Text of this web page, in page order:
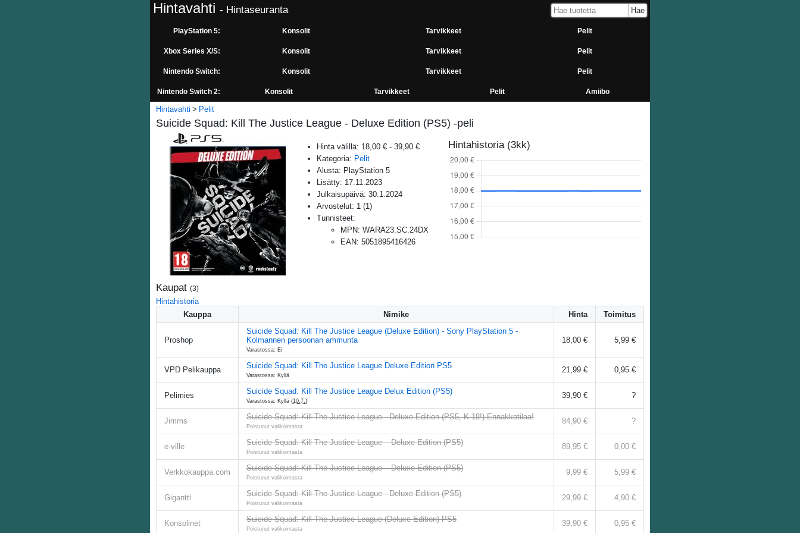
Hintavahti - Hintaseuranta
PlayStation 5: Konsolit Tarvikkeet Pelit
Xbox Series X/S: Konsolit Tarvikkeet Pelit
Nintendo Switch: Konsolit Tarvikkeet Pelit
Nintendo Switch 2: Konsolit Tarvikkeet Pelit Amiibo
Hintavahti Pelit
Suicide Squad: Kill The Justice League - Deluxe Edition (PS5) -peli
Hinta välillä: 18,00 € - 39,90 €
Kategoria: Pelit
Alusta: PlayStation 5
Lisätty: 17.11.2023
Julkaisupäivä: 30.1.2024
Arvostelut: 1 (1 )
Tunnisteet:
MPN: WARA23.SC.24DX
EAN: 5051895416426
Hintahistoria (3kk)
Kaupat (3)
Hintahistoria
Kauppa
Nimike Hinta Toimitus
Proshop
Suicide Squad: Kill The Justice League (Deluxe Edition) - Sony PlayStation 5 -
Kolmannen persoonan ammunta
Varastossa: Ei
18,00 € 5,99 €
VPD Pelikauppa Suicide Squad: Kill The Justice League Deluxe Edition PS5
Varastossa: Kyllä
21,99 € 0,95 €
Pelimies Suicide Squad: Kill The Justice League Delux Edition (PS5)
Varastossa: Kyllä (10.7.)
39,90 € ?
Jimms Suicide Squad: Kill The Justice League - Deluxe Edition (PS5, K-18!) Ennakkotilaa!
Poistunut valikoimasta
84,90 € ?
e-ville Suicide Squad: Kill The Justice League – Deluxe Edition (PS5)
Poistunut valikoimasta
89,95 € 0,00 €
Verkkokauppa.com Suicide Squad: Kill The Justice League – Deluxe Edition (PS5)
Poistunut valikoimasta
9,99 € 5,99 €
Gigantti Suicide Squad: Kill The Justice League - Deluxe Edition (PS5)
Poistunut valikoimasta
29,99 € 4,90 €
Konsolinet Suicide Squad: Kill The Justice League (Deluxe Edition) PS5
Poistunut valikoimasta
39,90 € 0,95 €